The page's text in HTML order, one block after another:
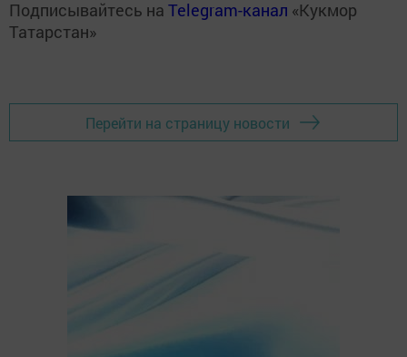
Подписывайтесь на Telegram-канал «Кукмор
Татарстан»
Перейти на страницу новости